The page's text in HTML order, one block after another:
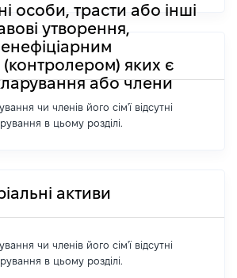
особи, трасти або інші
утворення,
яких є
або члени
чи членів його сім'ї відсутні
в цьому розділі.
активи
чи членів його сім'ї відсутні
в цьому розділі.